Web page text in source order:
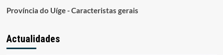
Província do Uíge - Caracteristas gerais
Actualidades